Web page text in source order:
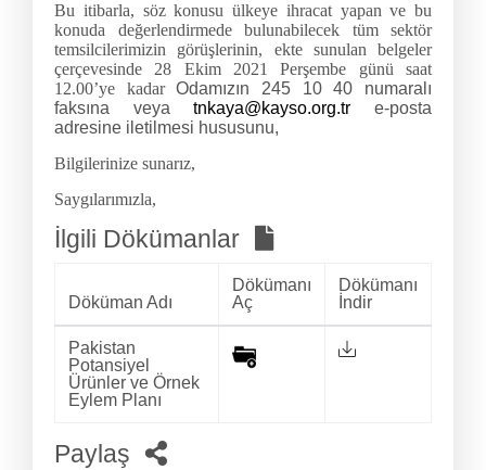
Bu itibarla, söz konusu ülkeye ihracat yapan ve bu
konuda değerlendirmede bulunabilecek tüm sektör
temsilcilerimizin görüşlerinin, ekte sunulan belgeler
çerçevesinde 28 Ekim 2021
Perşembe günü saat
12.00’ye kadarOdamızın 245 10 40 numaralı
faksına veyatnkaya@kayso.org.tr e-posta
adresine iletilmesi hususunu,
Bilgilerinize sunarız,
Saygılarımızla,
İlgili Dökümanlar
Döküman Adı
Dökümanı
Aç
Dökümanı
İndir
Pakistan
Potansiyel
Ürünler ve Örnek
Eylem Planı
Paylaş